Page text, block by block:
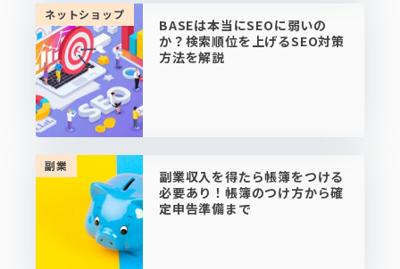
ネットショップ
BASEは本当にSEOに弱いの
か？検索順位を上げるSEO対策
方法を解説
副業
副業収入を得たら帳簿をつける
必要あり！帳簿のつけ方から確
定申告準備まで